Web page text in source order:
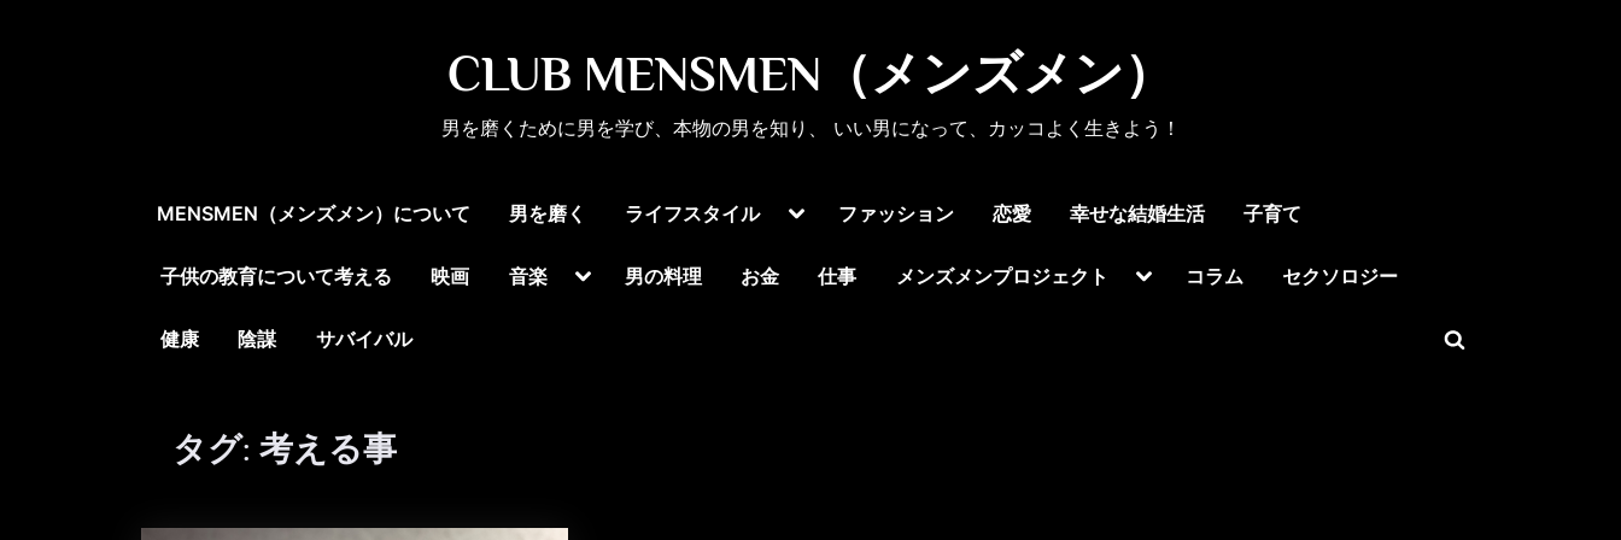
CLUB MENSMEN（メンズメン）
男を磨くために男を学び、本物の男を知り、 いい男になって、カッコよく生きよう！
MENSMEN（メンズメン）について 男を磨く ライフスタイル
Toggleファッション 恋愛 幸せな結婚生活 子育て
子供の教育について考える 映画 音楽
Toggle男の料理 お金 仕事 メンズメンプロジェクト
Toggleコラム セクソロジー
健康 陰謀 サバイバル
Toggle
タグ: 考える事